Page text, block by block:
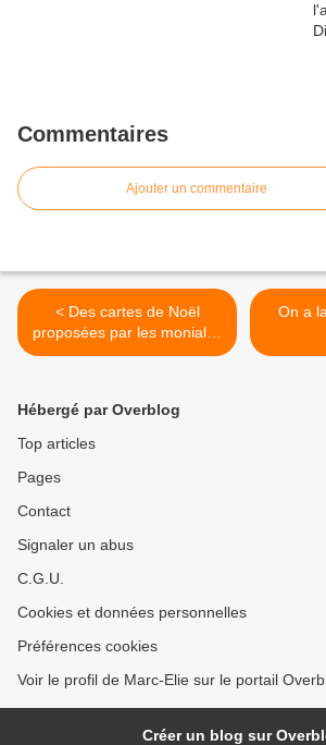
Commentaires
Ajouter un commentaire
< Des cartes de Noël
proposées par les moniales
du monastère Sainte-
Hébergé par Overblog
Top articles
Pages
Contact
Signaler un abus
C.G.U.
Cookies et données personnelles
Préférences cookies
Voir le profil de Marc-Elie sur le portail
Créer un blog sur